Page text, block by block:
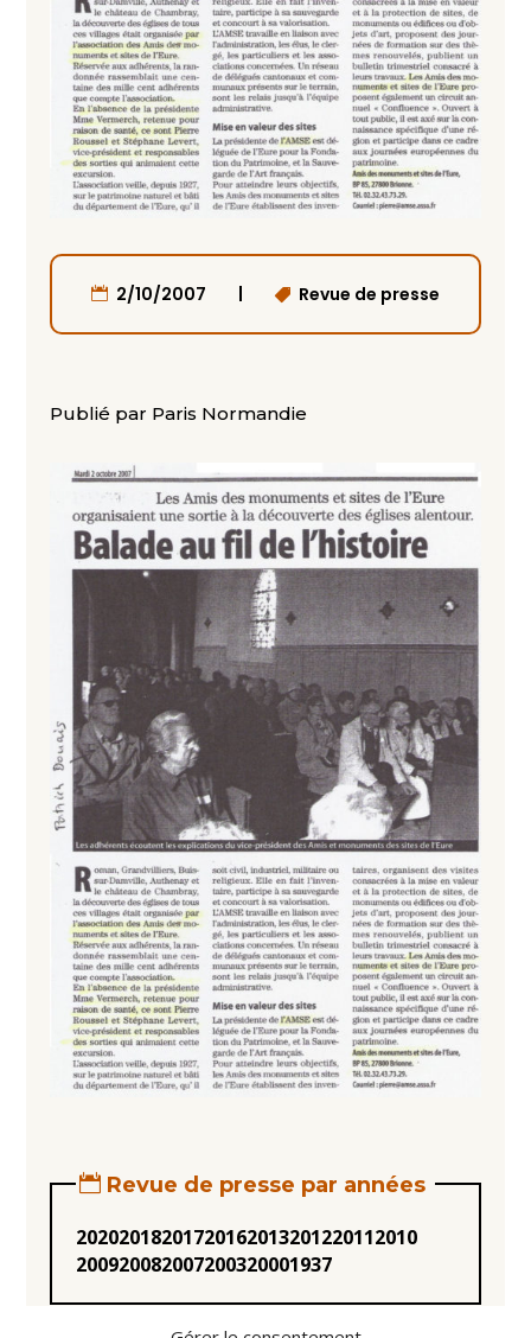
2/10/2007 | Revue de presse
Publié par Paris Normandie
Revue de presse par années
20202018201720162013201220112010
200920082007200320001937